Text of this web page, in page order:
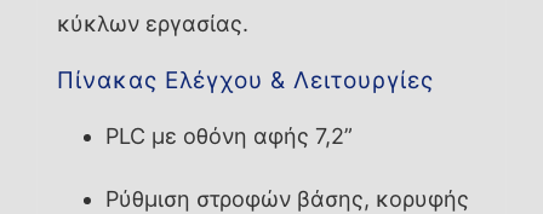
κύκλων εργασίας.
Πίνακας Ελέγχου & Λειτουργίες
PLC με οθόνη αφής 7,2”
Ρύθμιση στροφών βάσης, κορυφής